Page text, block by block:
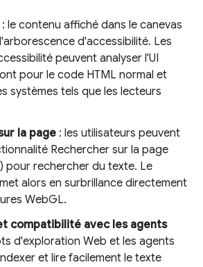
: le contenu affiché dans le canevas
d'accessibilité. Les
peuvent analyser l'UI
pour le code HTML normal et
systèmes tels que les lecteurs
la page : les utilisateurs peuvent
Rechercher sur la page
) pour rechercher du texte. Le
alors en surbrillance directement
WebGL.
compatibilité avec les agents
d'exploration Web et les agents
et lire facilement le texte